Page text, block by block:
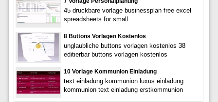
45 druckbare vorlage businessplan free excel
spreadsheets for small
8 Buttons Vorlagen Kostenlos
unglaubliche buttons vorlagen kostenlos 38
editierbar buttons vorlagen kostenlos
10 Vorlage Kommunion Einladung
text einladung kommunion luxus einladung
kommunion text einladung erstkommunion